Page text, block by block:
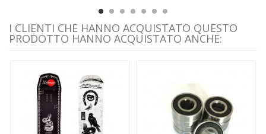
I CLIENTI CHE HANNO ACQUISTATO QUESTO
PRODOTTO HANNO ACQUISTATO ANCHE: